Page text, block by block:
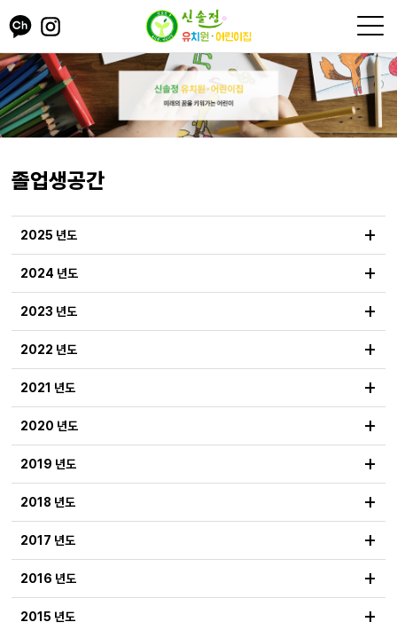
졸업생공간
2025 년도 +
2024 년도 +
2023 년도 +
2022 년도 +
2021 년도 +
2020 년도 +
2019 년도 +
2018 년도 +
2017 년도 +
2016 년도 +
2015 년도 +